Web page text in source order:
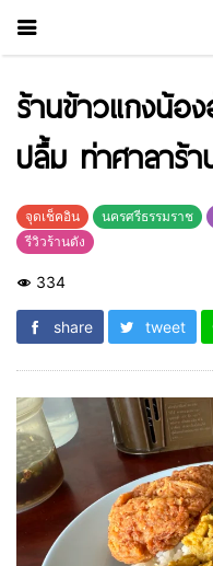
ร้านข้าวแกงน้อ
ปลื้ม ท่าศาลาร้
จุดเช็คอิน นครศรีธรรมราช
รีวิวร้านดัง
334
share tweet